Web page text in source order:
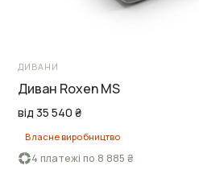
ДИВАНИ
Диван Roxen MS
від 35 540 ₴
Власне виробництво
4 платежі по 8 885 ₴